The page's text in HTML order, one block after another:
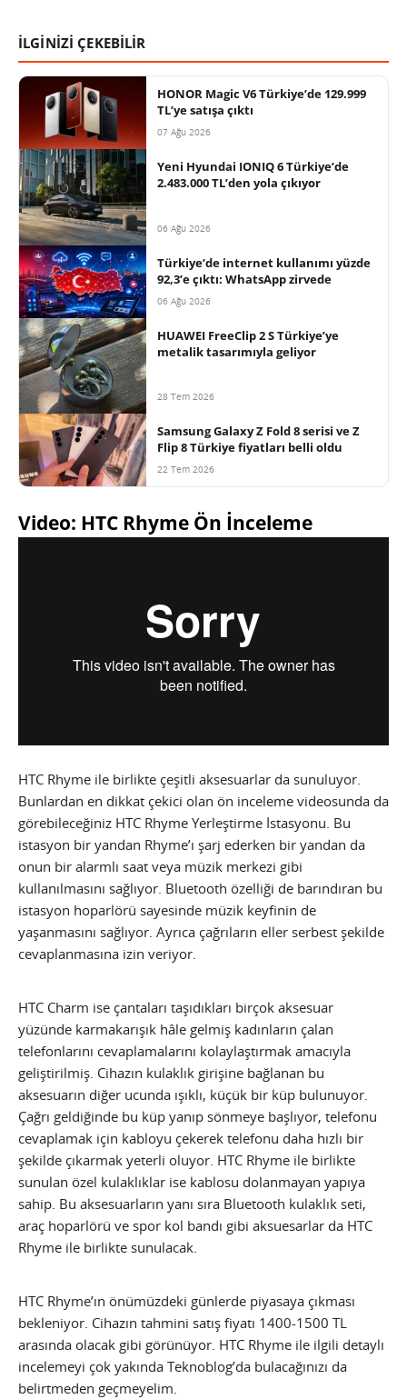
İLGİNİZİ ÇEKEBİLİR
HONOR Magic V6 Türkiye’de 129.999
TL’ye satışa çıktı
07 Ağu 2026
Yeni Hyundai IONIQ 6 Türkiye’de
2.483.000 TL’den yola çıkıyor
06 Ağu 2026
Türkiye’de internet kullanımı yüzde
92,3’e çıktı: WhatsApp zirvede
06 Ağu 2026
HUAWEI FreeClip 2 S Türkiye’ye
metalik tasarımıyla geliyor
28 Tem 2026
Samsung Galaxy Z Fold 8 serisi ve Z
Flip 8 Türkiye fiyatları belli oldu
22 Tem 2026
Video: HTC Rhyme Ön İnceleme
HTC Rhyme ile birlikte çeşitli aksesuarlar da sunuluyor.
Bunlardan en dikkat çekici olan ön inceleme videosunda da
görebileceğiniz HTC Rhyme Yerleştirme İstasyonu. Bu
istasyon bir yandan Rhyme’ı şarj ederken bir yandan da
onun bir alarmlı saat veya müzik merkezi gibi
kullanılmasını sağlıyor. Bluetooth özelliği de barındıran bu
istasyon hoparlörü sayesinde müzik keyfinin de
yaşanmasını sağlıyor. Ayrıca çağrıların eller serbest şekilde
cevaplanmasına izin veriyor.
HTC Charm ise çantaları taşıdıkları birçok aksesuar
yüzünde karmakarışık hâle gelmiş kadınların çalan
telefonlarını cevaplamalarını kolaylaştırmak amacıyla
geliştirilmiş. Cihazın kulaklık girişine bağlanan bu
aksesuarın diğer ucunda ışıklı, küçük bir küp bulunuyor.
Çağrı geldiğinde bu küp yanıp sönmeye başlıyor, telefonu
cevaplamak için kabloyu çekerek telefonu daha hızlı bir
şekilde çıkarmak yeterli oluyor. HTC Rhyme ile birlikte
sunulan özel kulaklıklar ise kablosu dolanmayan yapıya
sahip. Bu aksesuarların yanı sıra Bluetooth kulaklık seti,
araç hoparlörü ve spor kol bandı gibi aksuesarlar da HTC
Rhyme ile birlikte sunulacak.
HTC Rhyme’ın önümüzdeki günlerde piyasaya çıkması
bekleniyor. Cihazın tahmini satış fiyatı 1400-1500 TL
arasında olacak gibi görünüyor. HTC Rhyme ile ilgili detaylı
incelemeyi çok yakında Teknoblog’da bulacağınızı da
belirtmeden geçmeyelim.